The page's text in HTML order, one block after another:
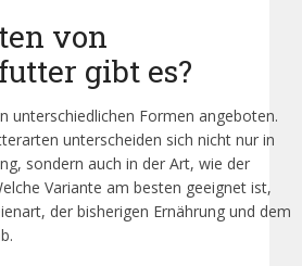
von
gibt es?
unterschiedlichen Formen angeboten.
unterscheiden sich nicht nur in
sondern auch in der Art, wie der
Variante am besten geeignet ist,
der bisherigen Ernährung und dem